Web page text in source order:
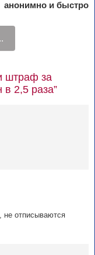
анонимно и быстро
штраф за
в 2,5 раза”
не отписываются